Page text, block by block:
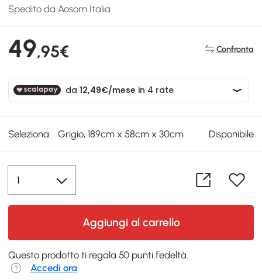
Spedito da Aosom Italia
49,95€ Confronta
Seleziona: Grigio, 189cm x 58cm x 30cm Disponibile
Aggiungi al carrello
Questo prodotto ti regala 50 punti fedeltà.
Accedi ora